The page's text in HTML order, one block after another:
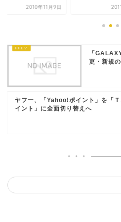
2010年11月9日
「
更・新規
ヤフー、「Yahoo!ポイント」を「Ｔ
イント」に全面切り替えへ